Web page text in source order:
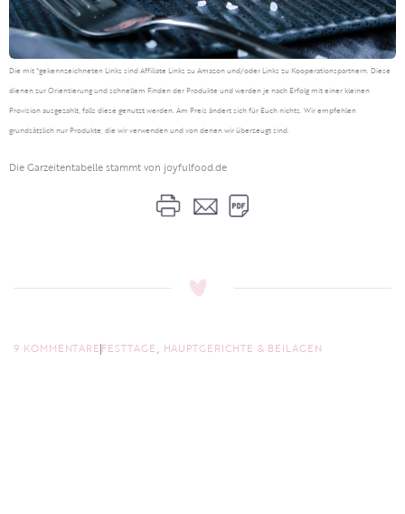
Die mit *gekennzeichneten Links sind Affiliate Links zu Amazon und/oder Links zu Kooperationspartnern. Diese
dienen zur Orientierung und schnellem Finden der Produkte und werden je nach Erfolg mit einer kleinen
Provision ausgezahlt, falls diese genutzt werden. Am Preis ändert sich für Euch nichts. Wir empfehlen
grundsätzlich nur Produkte, die wir verwenden und von denen wir überzeugt sind.
Die Garzeitentabelle stammt von joyfulfood.de
9 KOMMENTAREFESTTAGE, HAUPTGERICHTE & BEILAGEN